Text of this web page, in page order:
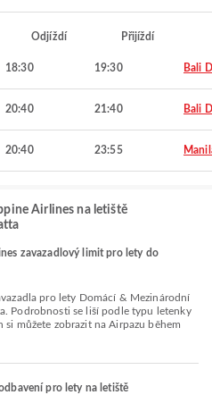
Odjíždí Přijíždí
18:30 19:30 Bali
20:40 21:40 Bali
20:40 23:55
Airlines na letiště
zavazadlový limit pro lety do
Podrobnosti se liší podle typu letenky
si můžete zobrazit na Airpazu během
pro lety na letiště